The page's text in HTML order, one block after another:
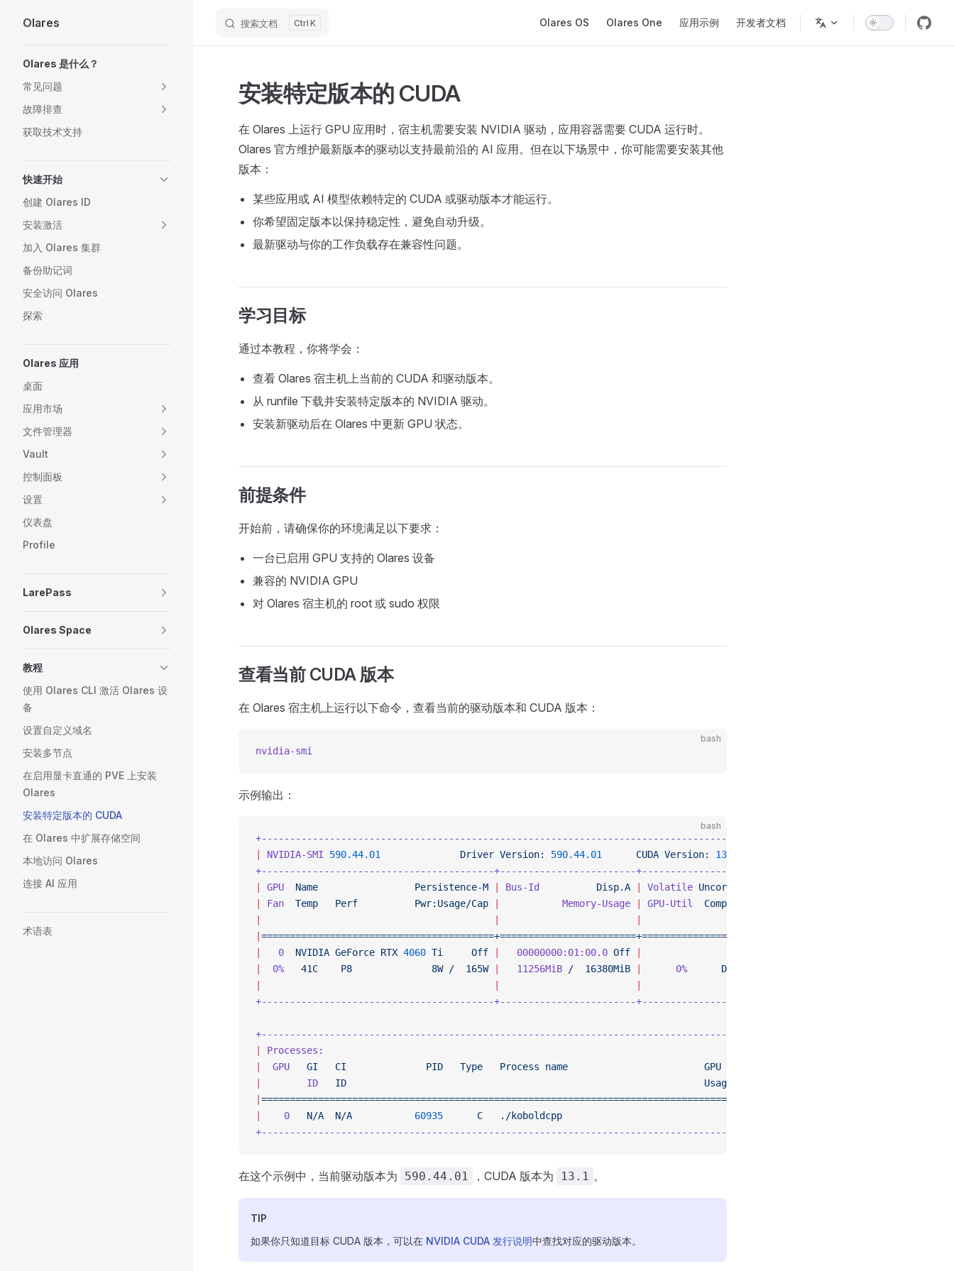
Skip to content
Olares 搜索文档 K Olares OS Olares One 应用示例 开发者文档
Olares 是什么？
常见问题
故障排查
获取技术支持
快速开始
创建 Olares ID
安装激活
加入 Olares 集群
备份助记词
安全访问 Olares
探索
Olares 应用
桌面
应用市场
文件管理器
Vault
控制面板
设置
仪表盘
Profile
LarePass
Olares Space
教程
使用 Olares CLI 激活 Olares 设
备
设置自定义域名
安装多节点
在启用显卡直通的 PVE 上安装
Olares
安装特定版本的 CUDA
在 Olares 中扩展存储空间
本地访问 Olares
连接 AI 应用
术语表
安装特定版本的 CUDA
在 Olares 上运行 GPU 应用时，宿主机需要安装 NVIDIA 驱动，应用容器需要 CUDA 运行时。
Olares 官方维护最新版本的驱动以支持最前沿的 AI 应用。但在以下场景中，你可能需要安装其他
版本：
某些应用或 AI 模型依赖特定的 CUDA 或驱动版本才能运行。
你希望固定版本以保持稳定性，避免自动升级。
最新驱动与你的工作负载存在兼容性问题。
学习目标
通过本教程，你将学会：
查看 Olares 宿主机上当前的 CUDA 和驱动版本。
从 runfile 下载并安装特定版本的 NVIDIA 驱动。
安装新驱动后在 Olares 中更新 GPU 状态。
前提条件
开始前，请确保你的环境满足以下要求：
一台已启用 GPU 支持的 Olares 设备
兼容的 NVIDIA GPU
对 Olares 宿主机的 root 或 sudo 权限
查看当前 CUDA 版本
在 Olares 宿主机上运行以下命令，查看当前的驱动版本和 CUDA 版本：
bash
nvidia-smi
示例输出：
bash
+-----------------------------------------------------------------------------------------+
NVIDIA-SMI 590.44.01
              Driver
Version: 590.44.01
      CUDA
Version: 13.1
+-----------------------------------------+------------------------+----------------------+
GPU
  Name
                 Persistence-M
Bus-Id
          Disp.A
Volatile Uncorr.
Fan
  Temp
   Perf
          Pwr:Usage/Cap
           Memory-Usage
GPU-Util
  Compute
=========================================+========================+======================
   0
  NVIDIA
GeForce RTX 4060 Ti
     Off
   00000000:01:00.0
Off
  0%
   41C
    P8
              8W
/
  165W
|
   11256MiB
/
  16380MiB
      0%
      Default
+-----------------------------------------+------------------------+----------------------+
+-----------------------------------------------------------------------------------------+
Processes:
  GPU
   GI
   CI
              PID
   Type
   Process
name
                        GPU
        ID
   ID
                                                               Usage
=========================================================================================
    0
   N/A
  N/A
           60935
      C
   ./koboldcpp
+-----------------------------------------------------------------------------------------+
在这个示例中，当前驱动版本为 590.44.01 ，CUDA 版本为 13.1 。
TIP
如果你只知道目标 CUDA 版本，可以在 NVIDIA CUDA 发行说明中查找对应的驱动版本。